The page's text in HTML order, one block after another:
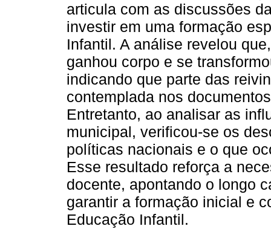
articula com as discussões
investir em uma formação
Infantil. A análise revelou
ganhou corpo e se
indicando que parte das
contemplada nos
Entretanto, ao analisar as
municipal, verificou-se os
políticas nacionais e o que
Esse resultado reforça a
docente, apontando o longo
garantir a formação inicial e
Educação Infantil.